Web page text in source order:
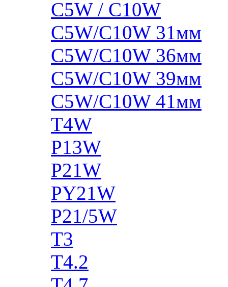
C5W / C10W
C5W/C10W 31мм
C5W/C10W 36мм
C5W/C10W 39мм
C5W/C10W 41мм
T4W
P13W
P21W
PY21W
P21/5W
T3
T4.2